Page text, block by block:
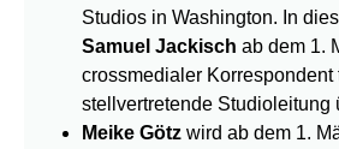
Studios in Washington. In
Samuel Jackisch ab dem 1.
crossmedialer
stellvertretende Studioleitung
Meike Götz wird ab dem 1.